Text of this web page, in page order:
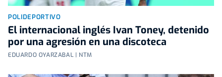
POLIDEPORTIVO
El internacional inglés Ivan Toney, detenido
por una agresión en una discoteca
EDUARDO OYARZABAL | NTM